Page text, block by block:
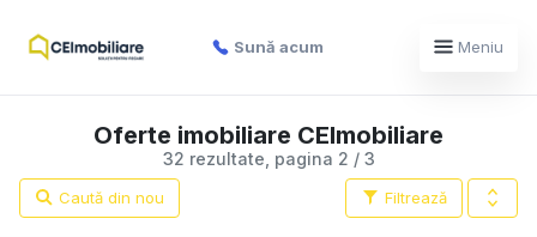
Sună acum Meniu
32 rezultate, pagina 2 / 3
Oferte imobiliare CEImobiliare
Filtrează
Caută din nou